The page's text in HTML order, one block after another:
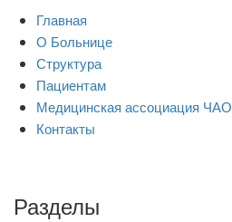
Главная
О Больнице
Структура
Пациентам
Медицинская ассоциация ЧАО
Контакты
Разделы